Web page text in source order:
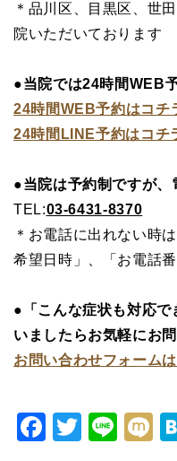
＊品川区、目黒区、世
院いただいております
●当院では24時間WEB
24時間WEB予約はコチ
24時間LINE予約はコチ
●当院は予約制ですが、
TEL:03-6431-8370
＊お電話に出れない時
希望日時」、「お電話
●「こんな症状も対応
いましたらお気軽にお
お問い合わせフォーム
Twitter